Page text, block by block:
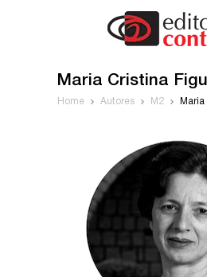
Maria Cristina
Home Autores M2